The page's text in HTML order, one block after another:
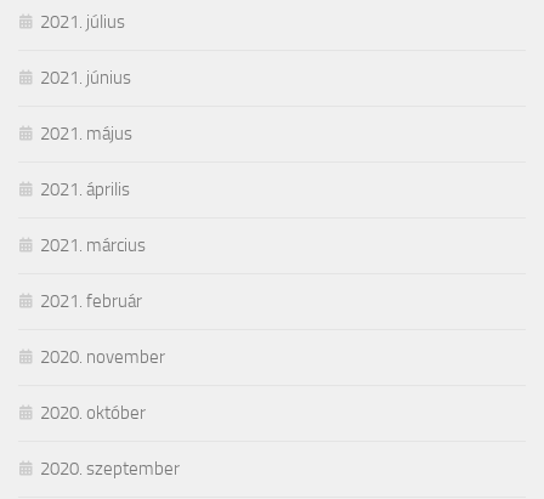
2021. július
2021. június
2021. május
2021. április
2021. március
2021. február
2020. november
2020. október
2020. szeptember